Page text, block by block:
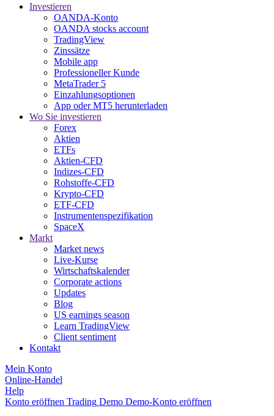
Investieren
OANDA-Konto
OANDA stocks account
TradingView
Zinssätze
Mobile app
Professioneller Kunde
MetaTrader 5
Einzahlungsoptionen
App oder MT5 herunterladen
Wo Sie investieren
Forex
Aktien
ETFs
Aktien-CFD
Indizes-CFD
Rohstoffe-CFD
Krypto-CFD
ETF-CFD
Instrumentenspezifikation
SpaceX
Markt
Market news
Live-Kurse
Wirtschaftskalender
Corporate actions
Updates
Blog
US earnings season
Learn TradingView
Client sentiment
Kontakt
Mein Konto
Online-Handel
Help
Konto eröffnen Trading Demo Demo-Konto eröffnen